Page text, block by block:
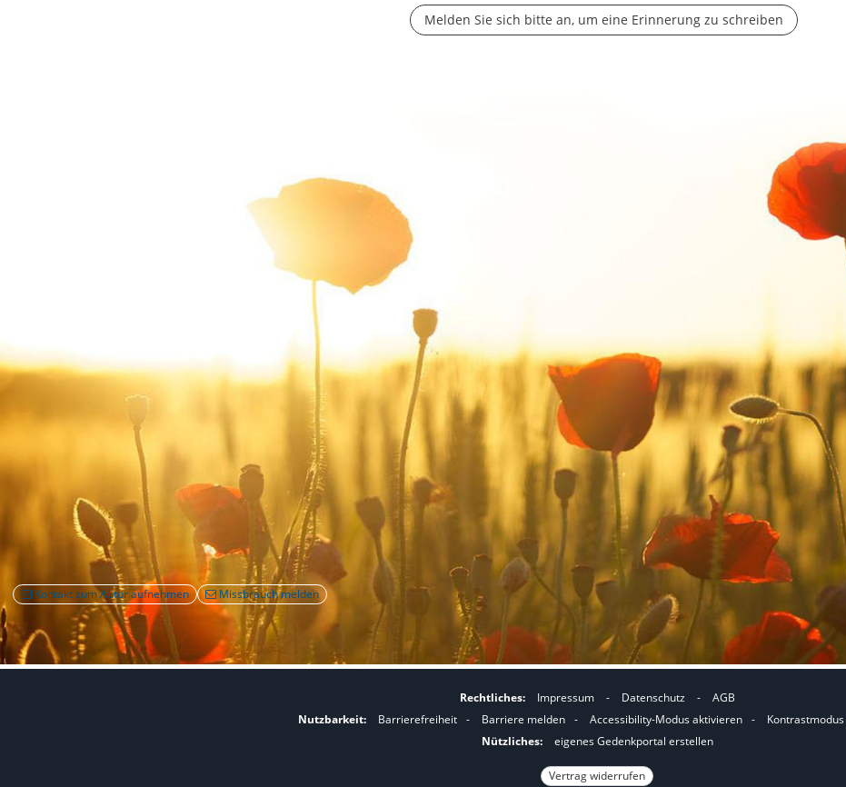
Melden Sie sich bitte an, um eine Erinnerung zu schreiben
Kontakt zum Autor aufnehmen Missbrauch melden
Rechtliches: Impressum - Datenschutz -
AGB
Nutzbarkeit:
Barrierefreiheit - Barriere melden -
I
m
c
Accessibility-Modus aktivieren -
I
Nützliches:
eigenes Gedenkportal erstellen
Vertrag widerrufen